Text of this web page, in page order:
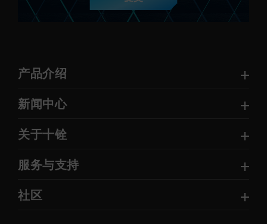
产品介绍
新闻中心
关于十铨
服务与支持
社区